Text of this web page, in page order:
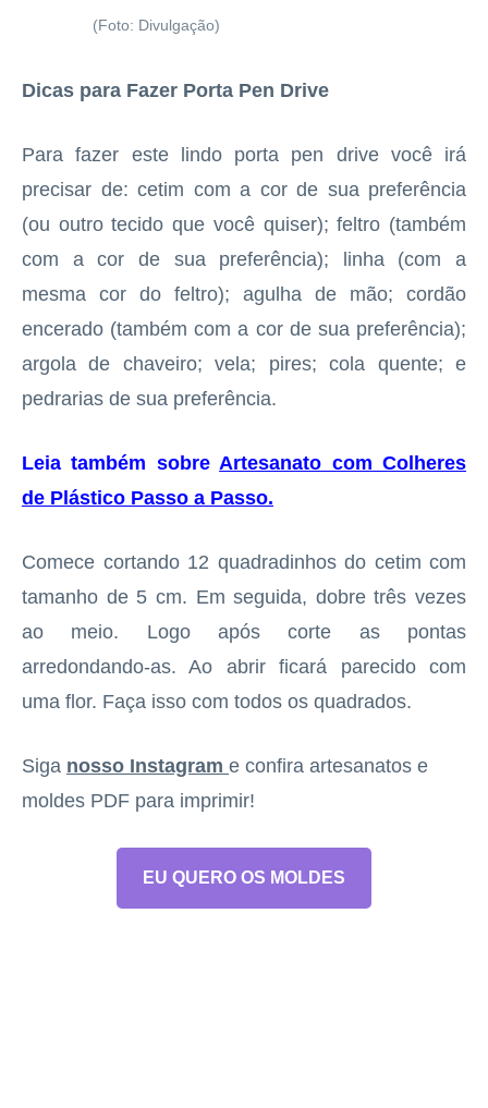
(Foto: Divulgação)
Dicas para Fazer Porta Pen Drive
Para fazer este lindo porta pen drive você irá
precisar de: cetim com a cor de sua preferência
(ou outro tecido que você quiser); feltro (também
com a cor de sua preferência); linha (com a
mesma cor do feltro); agulha de mão; cordão
encerado (também com a cor de sua preferência);
argola de chaveiro; vela; pires; cola quente; e
pedrarias de sua preferência.
Leia também sobre Artesanato com Colheres
de Plástico Passo a Passo.
Comece cortando 12 quadradinhos do cetim com
tamanho de 5 cm. Em seguida, dobre três vezes
ao meio. Logo após corte as pontas
arredondando-as. Ao abrir ficará parecido com
uma flor. Faça isso com todos os quadrados.
Siga nosso Instagram e confira artesanatos e
moldes PDF para imprimir!
EU QUERO OS MOLDES